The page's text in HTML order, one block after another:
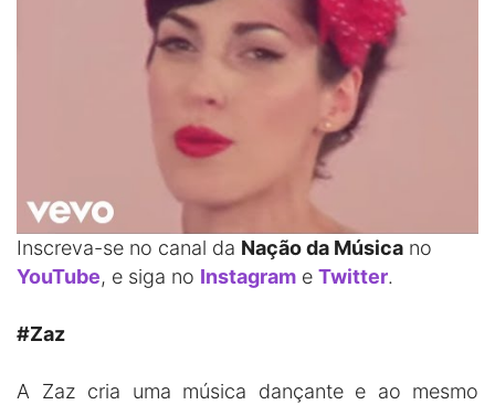
Inscreva-se no canal da Nação da Música no
YouTube, e siga no Instagram e Twitter.
#Zaz
A Zaz cria uma música dançante e ao mesmo